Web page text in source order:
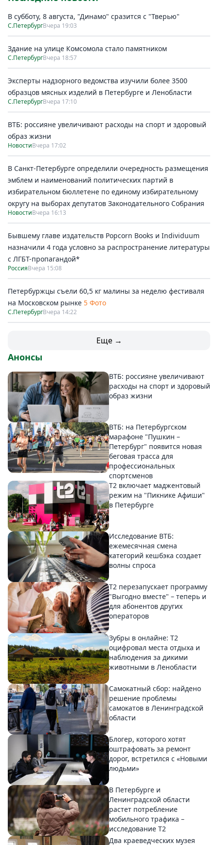
В субботу, 8 августа, "Динамо" сразится с "Тверью"
С.ПетербургВчера 19:03
Здание на улице Комсомола стало памятником
С.ПетербургВчера 18:57
Эксперты надзорного ведомства изучили более 3500
образцов мясных изделий в Петербурге и Ленобласти
С.ПетербургВчера 17:10
ВТБ: россияне увеличивают расходы на спорт и здоровый
образ жизни
НовостиВчера 17:02
В Санкт-Петербурге определили очередность размещения
эмблем и наименований политических партий в
избирательном бюллетене по единому избирательному
округу на выборах депутатов Законодательного Собрания
НовостиВчера 16:13
Бывшему главе издательств Popcorn Books и Individuum
назначили 4 года условно за распространение литературы
с ЛГБТ-пропагандой*
РоссияВчера 15:08
Петербуржцы съели 60,5 кг малины за неделю фестиваля
на Московском рынке 5 Фото
С.ПетербургВчера 14:22
Еще →
Анонсы
ВТБ: россияне увеличивают
расходы на спорт и здоровый
образ жизни
ВТБ: на Петербургском
марафоне "Пушкин –
Петербург" появится новая
беговая трасса для
профессиональных
спортсменов
Т2 включает маджентовый
режим на "Пикнике Афиши"
в Петербурге
Исследование ВТБ:
ежемесячная смена
категорий кешбэка создает
волны спроса
Т2 перезапускает программу
"Выгодно вместе" – теперь и
для абонентов других
операторов
Зубры в онлайне: Т2
оцифровал места отдыха и
наблюдения за дикими
животными в Ленобласти
Самокатный сбор: найдено
решение проблемы
самокатов в Ленинградской
области
Блогер, которого хотят
оштрафовать за ремонт
дорог, встретился с «Новыми
людьми»
В Петербурге и
Ленинградской области
растет потребление
мобильного трафика –
исследование T2
Два краеведческих музея